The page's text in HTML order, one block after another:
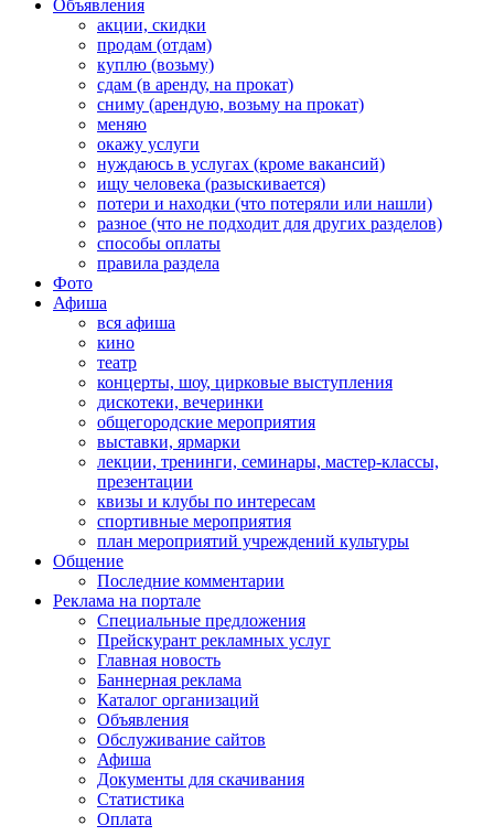
Объявления
акции, скидки
продам (отдам)
куплю (возьму)
сдам (в аренду, на прокат)
сниму (арендую, возьму на прокат)
меняю
окажу услуги
нуждаюсь в услугах (кроме вакансий)
ищу человека (разыскивается)
потери и находки (что потеряли или нашли)
разное (что не подходит для других разделов)
способы оплаты
правила раздела
Фото
Афиша
вся афиша
кино
театр
концерты, шоу, цирковые выступления
дискотеки, вечеринки
общегородские мероприятия
выставки, ярмарки
лекции, тренинги, семинары, мастер-классы,
презентации
квизы и клубы по интересам
спортивные мероприятия
план мероприятий учреждений культуры
Общение
Последние комментарии
Реклама на портале
Специальные предложения
Прейскурант рекламных услуг
Главная новость
Баннерная реклама
Каталог организаций
Объявления
Обслуживание сайтов
Афиша
Документы для скачивания
Статистика
Оплата